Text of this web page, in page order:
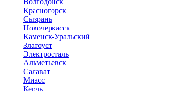
Красногорск
Сызрань
Новочеркасск
Каменск-Уральский
Златоуст
Электросталь
Альметьевск
Салават
Миасс
Керчь